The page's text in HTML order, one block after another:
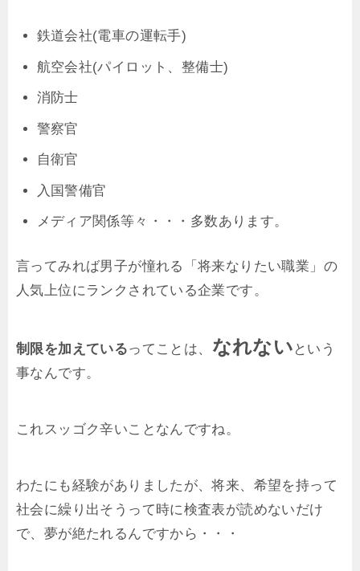
鉄道会社(電車の運転手)
航空会社(パイロット、整備士)
消防士
警察官
自衛官
入国警備官
メディア関係等々・・・多数あります。
言ってみれば男子が憧れる「将来なりたい職業」の
人気上位にランクされている企業です。
制限を加えているってことは、 なれない という
事なんです。
これスッゴク辛いことなんですね。
わたにも経験がありましたが、将来、希望を持って
社会に繰り出そうって時に検査表が読めないだけ
で、夢が絶たれるんですから・・・